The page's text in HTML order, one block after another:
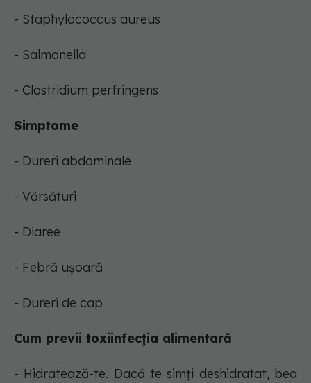
- Staphylococcus aureus
- Salmonella
- Clostridium perfringens
Simptome
- Dureri abdominale
- Vărsături
- Diaree
- Febră ușoară
- Dureri de cap
Cum previi toxiinfecția alimentară
- Hidratează-te. Dacă te simți deshidratat, bea